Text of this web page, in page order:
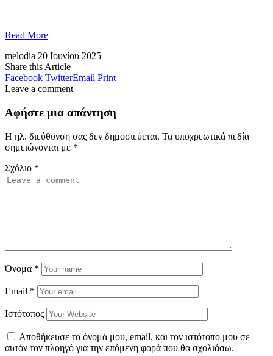
Read More
melodia 20 Ιουνίου 2025
Share this Article
Facebook TwitterEmail Print
Leave a comment
Αφήστε μια απάντηση
Η ηλ. διεύθυνση σας δεν δημοσιεύεται. Τα υποχρεωτικά πεδία
σημειώνονται με *
Σχόλιο *
Όνομα *
Email *
Ιστότοπος
Αποθήκευσε το όνομά μου, email, και τον ιστότοπο μου σε
αυτόν τον πλοηγό για την επόμενη φορά που θα σχολιάσω.